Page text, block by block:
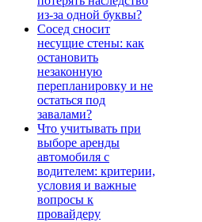
из-за одной буквы?
Сосед сносит
несущие стены: как
остановить
незаконную
перепланировку и не
остаться под
завалами?
Что учитывать при
выборе аренды
автомобиля с
водителем: критерии,
условия и важные
вопросы к
провайдеру